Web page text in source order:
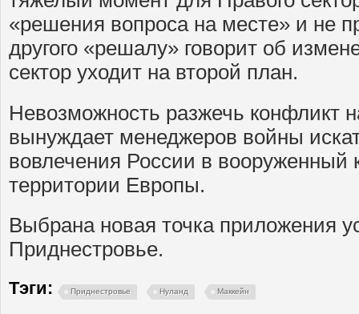
«решения вопроса на месте» и не
другого «решалу» говорит об
сектор уходит на второй план.
Невозможность разжечь конфликт
вынуждает менеджеров войны
вовлечения России в вооруженный
территории Европы.
Выбрана новая точка приложения
Приднестровье.
Тэги: Приднестровье Нуланд Маккейн